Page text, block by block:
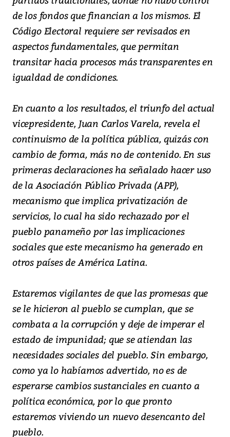
de los fondos que financian a los mismos. El
Código Electoral requiere ser revisados en
aspectos fundamentales, que permitan
transitar hacia procesos más transparentes en
igualdad de condiciones.
En cuanto a los resultados, el triunfo del actual
vicepresidente, Juan Carlos Varela, revela el
continuismo de la política pública, quizás con
cambio de forma, más no de contenido. En sus
primeras declaraciones ha señalado hacer uso
de la Asociación Público Privada (APP),
mecanismo que implica privatización de
servicios, lo cual ha sido rechazado por el
pueblo panameño por las implicaciones
sociales que este mecanismo ha generado en
otros países de América Latina.
Estaremos vigilantes de que las promesas que
se le hicieron al pueblo se cumplan, que se
combata a la corrupción y deje de imperar el
estado de impunidad; que se atiendan las
necesidades sociales del pueblo. Sin embargo,
como ya lo habíamos advertido, no es de
esperarse cambios sustanciales en cuanto a
política económica, por lo que pronto
estaremos viviendo un nuevo desencanto del
pueblo.